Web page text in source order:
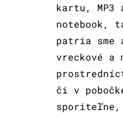
kartu, MP3
notebook,
patria sme
vreckové a
či v
sporiteľne,